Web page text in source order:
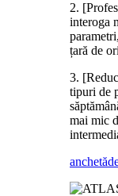
2.
interoga
țară de
3.
tipuri de
mai mic
anchetă